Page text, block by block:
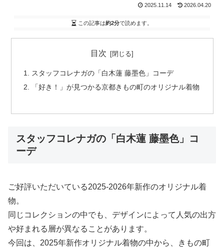
2025.11.14 2026.04.20
この記事は約2分で読めます。
目次
スタッフコレナガの「白木蓮 藤墨色」コーデ
「好き！」が見つかる京都きもの町のオリジナル着物
スタッフコレナガの「白木蓮 藤墨色」コ
ーデ
ご好評いただいている2025-2026年新作のオリジナル着
物。
同じコレクションの中でも、デザインによって人気の出方
や好まれる層が異なることがあります。
今回は、2025年新作オリジナル着物の中から、きもの町